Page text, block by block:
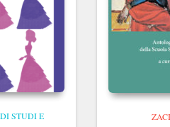
STUDI E